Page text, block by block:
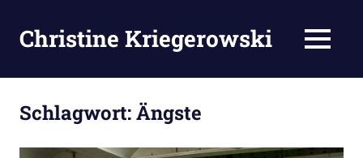
Inhalt
springen
Christine Kriegerowski MENÜ
Schlagwort:Ängste